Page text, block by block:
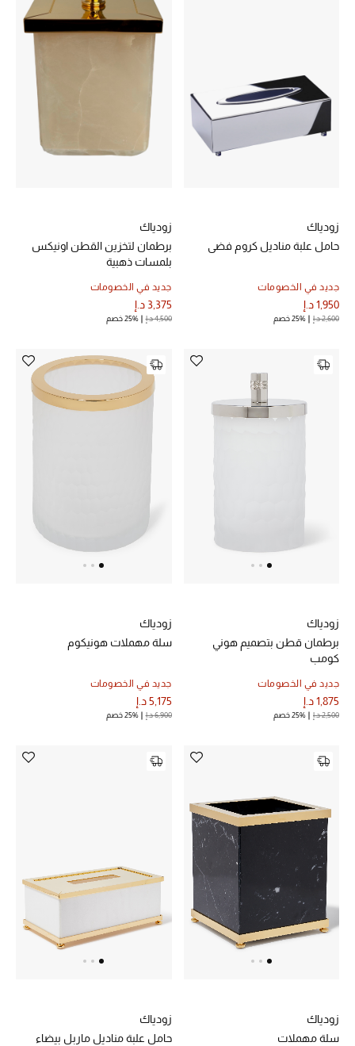
زودياك
حامل علبة مناديل كروم فضي
جديد في الخصومات
1,950 د.إ
2,600 د.إ 25% خصم
زودياك
برطمان لتخزين القطن اونيكس
بلمسات ذهبية
جديد في الخصومات
3,375 د.إ
4,500 د.إ 25% خصم
زودياك
برطمان قطن بتصميم هوني
كومب
جديد في الخصومات
1,875 د.إ
2,500 د.إ 25% خصم
زودياك
سلة مهملات هونيكوم
جديد في الخصومات
5,175 د.إ
6,900 د.إ 25% خصم
زودياك
سلة مهملات
زودياك
حامل علبة مناديل ماربل بيضاء